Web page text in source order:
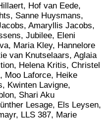
Hof van Eede,
Sanne Huysmans,
Amaryllis Jacobs,
Jubilee, Eleni
Maria Kley, Hannelore
van Knutselaars, Aglaia
Helena Kritis, Christel
Moo Laforce, Heike
Kwinten Lavigne,
Shari Aku
Lesage, Els Leysen,
LLS 387, Marie